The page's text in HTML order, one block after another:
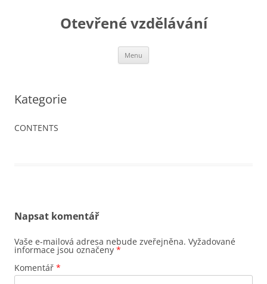
Otevřené vzdělávání
Menu
Kategorie
CONTENTS
Napsat komentář
Vaše e-mailová adresa nebude zveřejněna. Vyžadované
informace jsou označeny *
Komentář *